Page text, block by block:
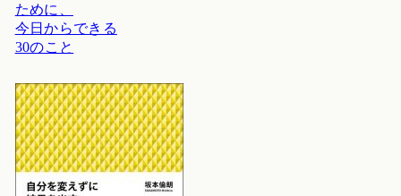
ために、
今日からできる
30のこと